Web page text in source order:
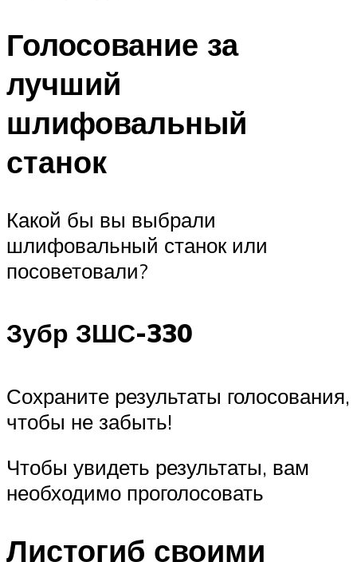
Голосование за
лучший
шлифовальный
станок
Какой бы вы выбрали
шлифовальный станок или
посоветовали?
Зубр ЗШС-330
Сохраните результаты голосования,
чтобы не забыть!
Чтобы увидеть результаты, вам
необходимо проголосовать
Листогиб своими